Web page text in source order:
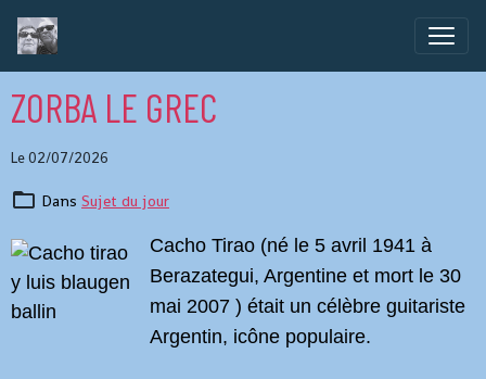
ZORBA LE GREC
Le 02/07/2026
Dans Sujet du jour
Cacho Tirao (né le 5 avril 1941 à
Berazategui, Argentine et mort le 30
mai 2007 ) était un célèbre guitariste
Argentin, icône populaire.